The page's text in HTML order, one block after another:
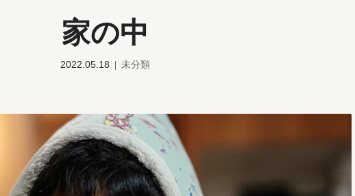
家の中
2022.05.18 未分類